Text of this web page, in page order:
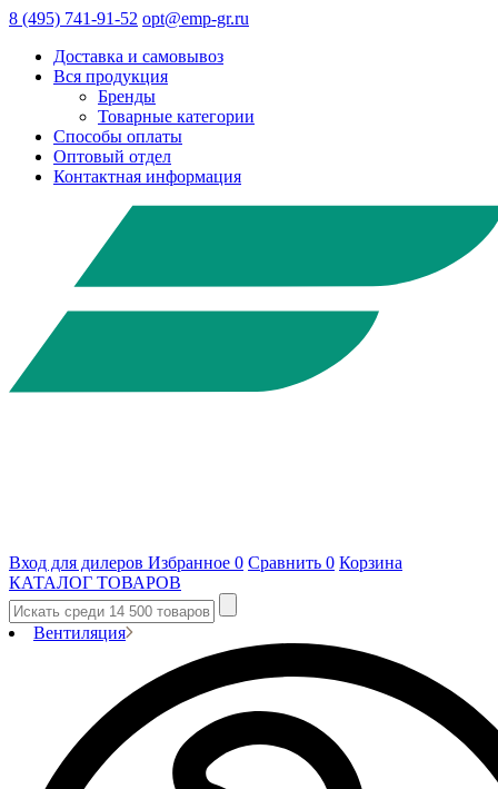
8 (495) 741-91-52 opt@emp-gr.ru
Доставка и самовывоз
Вся продукция
Бренды
Товарные категории
Способы оплаты
Оптовый отдел
Контактная информация
Вход для дилеров Избранное 0 Сравнить 0 Корзина
КАТАЛОГ ТОВАРОВ
Вентиляция